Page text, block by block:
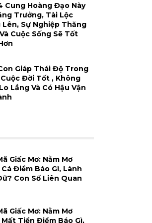
Cung Hoàng Đạo Này
Trưởng, Tài Lộc
Lên, Sự Nghiệp Thăng
Cuộc Sống Sẽ Tốt
Giáp Thái Độ Trong
Đời Tốt , Không
Lắng Và Có Hậu Vận
Giấc Mơ: Nằm Mơ
Điềm Báo Gì, Lành
Con Số Liên Quan
Giấc Mơ: Nằm Mơ
Mất Tiền Điềm Báo Gì,